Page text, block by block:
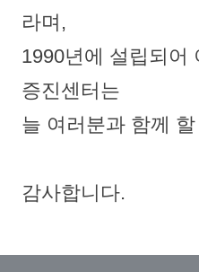
라며,
1990년에 설립되어
증진센터는
늘 여러분과 함께
감사합니다.